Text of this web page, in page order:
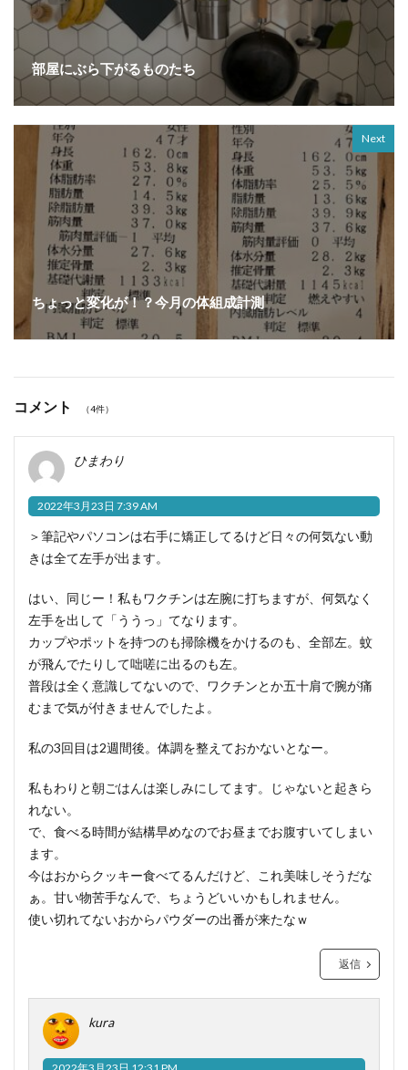
部屋にぶら下がるものたち
Next
ちょっと変化が！？今月の体組成計測
コメント （4件）
ひまわり
2022年3月23日 7:39 AM
＞筆記やパソコンは右手に矯正してるけど日々の何気ない動
きは全て左手が出ます。
はい、同じー！私もワクチンは左腕に打ちますが、何気なく
左手を出して「ううっ」てなります。
カップやポットを持つのも掃除機をかけるのも、全部左。蚊
が飛んでたりして咄嗟に出るのも左。
普段は全く意識してないので、ワクチンとか五十肩で腕が痛
むまで気が付きませんでしたよ。
私の3回目は2週間後。体調を整えておかないとなー。
私もわりと朝ごはんは楽しみにしてます。じゃないと起きら
れない。
で、食べる時間が結構早めなのでお昼までお腹すいてしまい
ます。
今はおからクッキー食べてるんだけど、これ美味しそうだな
ぁ。甘い物苦手なんで、ちょうどいいかもしれません。
使い切れてないおからパウダーの出番が来たなｗ
返信
kura